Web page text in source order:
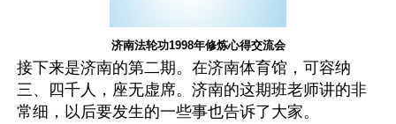
济南法轮功1998年修炼心得交流会
接下来是济南的第二期。在济南体育馆，可容纳
三、四千人，座无虚席。济南的这期班老师讲的非
常细，以后要发生的一些事也告诉了大家。